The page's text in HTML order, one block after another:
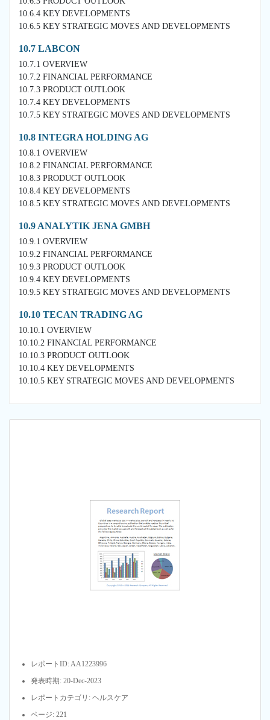
10.6.4 KEY DEVELOPMENTS
10.6.5 KEY STRATEGIC MOVES AND DEVELOPMENTS
10.7 LABCON
10.7.1 OVERVIEW
10.7.2 FINANCIAL PERFORMANCE
10.7.3 PRODUCT OUTLOOK
10.7.4 KEY DEVELOPMENTS
10.7.5 KEY STRATEGIC MOVES AND DEVELOPMENTS
10.8 INTEGRA HOLDING AG
10.8.1 OVERVIEW
10.8.2 FINANCIAL PERFORMANCE
10.8.3 PRODUCT OUTLOOK
10.8.4 KEY DEVELOPMENTS
10.8.5 KEY STRATEGIC MOVES AND DEVELOPMENTS
10.9 ANALYTIK JENA GMBH
10.9.1 OVERVIEW
10.9.2 FINANCIAL PERFORMANCE
10.9.3 PRODUCT OUTLOOK
10.9.4 KEY DEVELOPMENTS
10.9.5 KEY STRATEGIC MOVES AND DEVELOPMENTS
10.10 TECAN TRADING AG
10.10.1 OVERVIEW
10.10.2 FINANCIAL PERFORMANCE
10.10.3 PRODUCT OUTLOOK
10.10.4 KEY DEVELOPMENTS
10.10.5 KEY STRATEGIC MOVES AND DEVELOPMENTS
レポートID: AA1223996
発表時期: 20-Dec-2023
レポートカテゴリ: ヘルスケア
ページ: 221